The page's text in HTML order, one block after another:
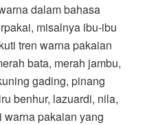
dalam bahasa
misalnya ibu-ibu
tren warna pakaian
bata, merah jambu,
gading, pinang
benhur, lazuardi, nila,
warna pakaian yang